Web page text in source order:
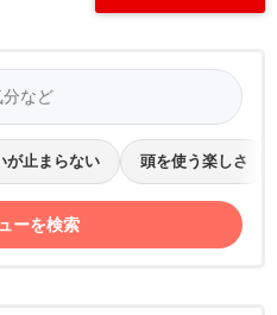
が止まらない 頭を使う楽しさ
ーを検索